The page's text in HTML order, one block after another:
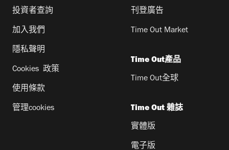
投資者查詢
加入我們
隱私聲明
Cookies 政策
使用條款
管理cookies
刊登廣告
Time Out Market
Time Out產品
Time Out全球
Time Out 雜誌
實體版
電子版